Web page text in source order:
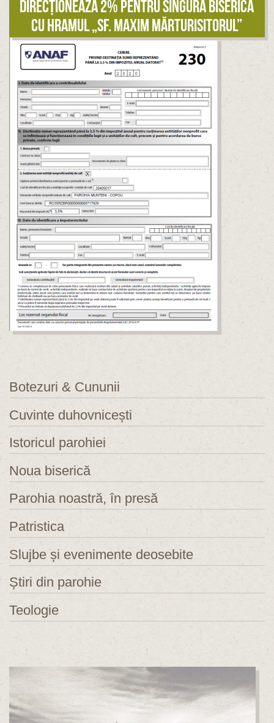
Direcționează 2% pentru singura biserică
cu hramul „Sf. Maxim Mărturisitorul”
Botezuri & Cununii
Cuvinte duhovnicești
Istoricul parohiei
Noua biserică
Parohia noastră, în presă
Patristica
Slujbe și evenimente deosebite
Știri din parohie
Teologie